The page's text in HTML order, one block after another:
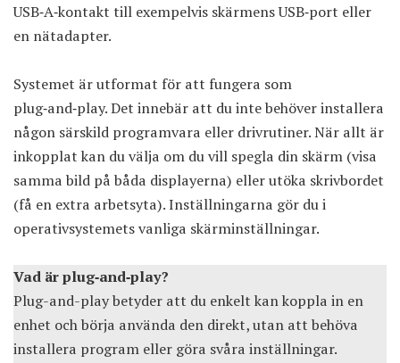
USB‑A‑kontakt till exempelvis skärmens USB‑port eller
en nätadapter.
Systemet är utformat för att fungera som
plug‑and‑play. Det innebär att du inte behöver installera
någon särskild programvara eller drivrutiner. När allt är
inkopplat kan du välja om du vill spegla din skärm (visa
samma bild på båda displayerna) eller utöka skrivbordet
(få en extra arbetsyta). Inställningarna gör du i
operativsystemets vanliga skärminställningar.
Vad är plug‑and‑play?
Plug-and-play betyder att du enkelt kan koppla in en
enhet och börja använda den direkt, utan att behöva
installera program eller göra svåra inställningar.